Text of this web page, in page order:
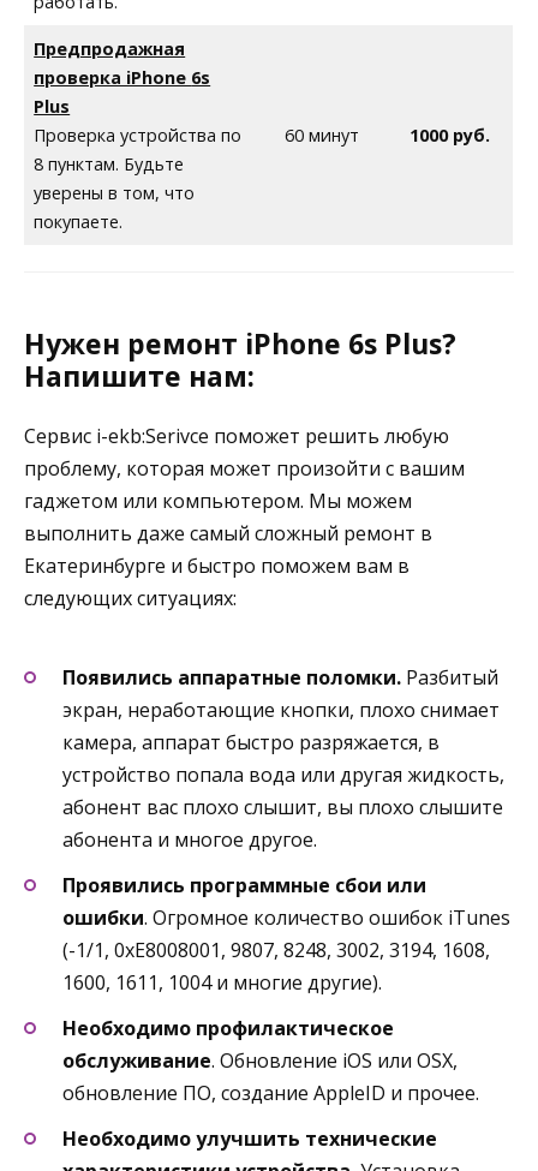
Предпродажная
проверка iPhone 6s
Plus
Проверка устройства по
8 пунктам. Будьте
уверены в том, что
покупаете.
60 минут 1000 руб.
Нужен ремонт iPhone 6s Plus?
Напишите нам:
Сервис i-ekb:Serivce поможет решить любую
проблему, которая может произойти с вашим
гаджетом или компьютером. Мы можем
выполнить даже самый сложный ремонт в
Екатеринбурге и быстро поможем вам в
следующих ситуациях:
Появились аппаратные поломки. Разбитый
экран, неработающие кнопки, плохо снимает
камера, аппарат быстро разряжается, в
устройство попала вода или другая жидкость,
абонент вас плохо слышит, вы плохо слышите
абонента и многое другое.
Проявились программные сбои или
ошибки. Огромное количество ошибок iTunes
(-1/1, 0xE8008001, 9807, 8248, 3002, 3194, 1608,
1600, 1611, 1004 и многие другие).
Необходимо профилактическое
обслуживание. Обновление iOS или OSX,
обновление ПО, создание AppleID и прочее.
Необходимо улучшить технические